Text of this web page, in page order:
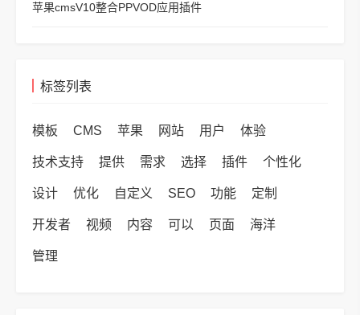
苹果cmsV10整合PPVOD应用插件
标签列表
模板 CMS 苹果 网站 用户 体验
技术支持 提供 需求 选择 插件 个性化
设计 优化 自定义 SEO 功能 定制
开发者 视频 内容 可以 页面 海洋
管理